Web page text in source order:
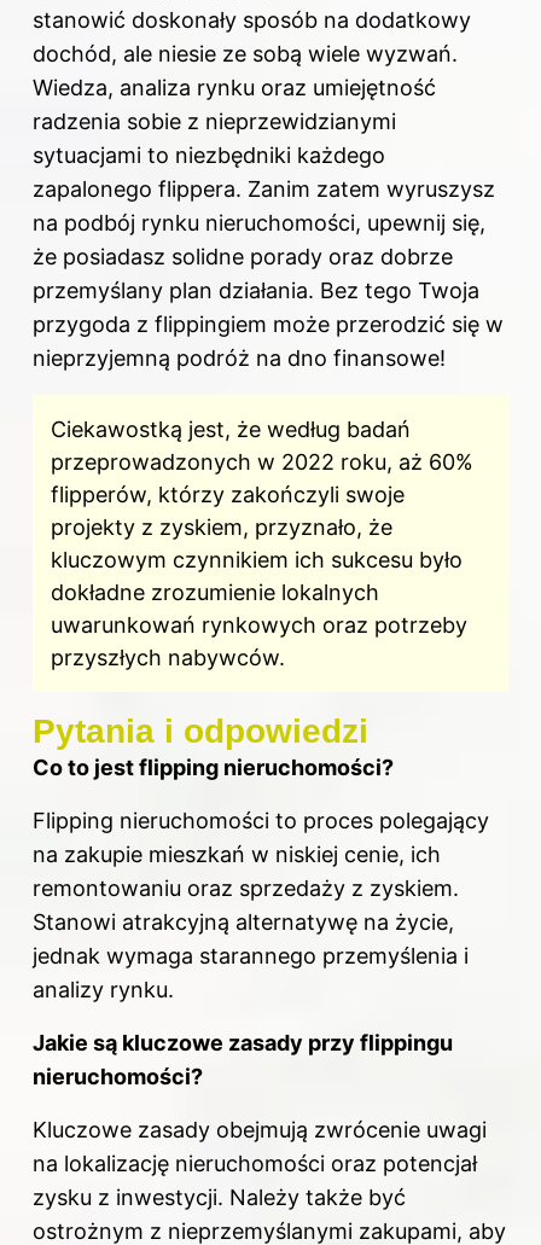
stanowić doskonały sposób na dodatkowy
dochód, ale niesie ze sobą wiele wyzwań.
Wiedza, analiza rynku oraz umiejętność
radzenia sobie z nieprzewidzianymi
sytuacjami to niezbędniki każdego
zapalonego flippera. Zanim zatem wyruszysz
na podbój rynku nieruchomości, upewnij się,
że posiadasz solidne porady oraz dobrze
przemyślany plan działania. Bez tego Twoja
przygoda z flippingiem może przerodzić się w
nieprzyjemną podróż na dno finansowe!
Ciekawostką jest, że według badań
przeprowadzonych w 2022 roku, aż 60%
flipperów, którzy zakończyli swoje
projekty z zyskiem, przyznało, że
kluczowym czynnikiem ich sukcesu było
dokładne zrozumienie lokalnych
uwarunkowań rynkowych oraz potrzeby
przyszłych nabywców.
Pytania i odpowiedzi
Co to jest flipping nieruchomości?
Flipping nieruchomości to proces polegający
na zakupie mieszkań w niskiej cenie, ich
remontowaniu oraz sprzedaży z zyskiem.
Stanowi atrakcyjną alternatywę na życie,
jednak wymaga starannego przemyślenia i
analizy rynku.
Jakie są kluczowe zasady przy flippingu
nieruchomości?
Kluczowe zasady obejmują zwrócenie uwagi
na lokalizację nieruchomości oraz potencjał
zysku z inwestycji. Należy także być
ostrożnym z nieprzemyślanymi zakupami, aby